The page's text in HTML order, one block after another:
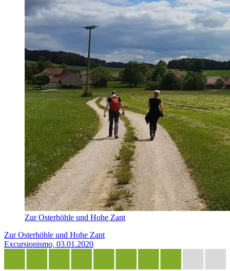
Zur Osterhöhle und Hohe Zant
Zur Osterhöhle und Hohe Zant
Excursionismo, 03.01.2020